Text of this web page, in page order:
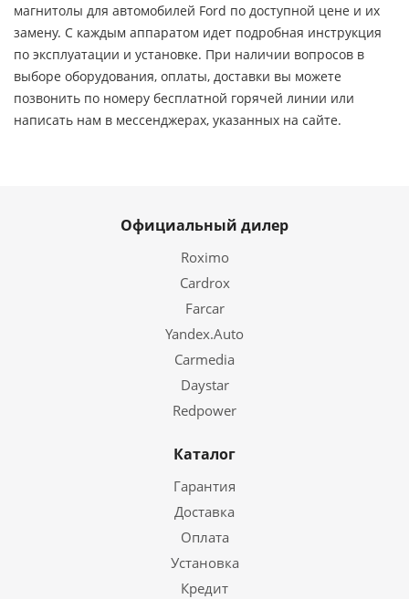
магнитолы для автомобилей Ford по доступной цене и их
замену. С каждым аппаратом идет подробная инструкция
по эксплуатации и установке. При наличии вопросов в
выборе оборудования, оплаты, доставки вы можете
позвонить по номеру бесплатной горячей линии или
написать нам в мессенджерах, указанных на сайте.
Официальный дилер
Roximo
Cardrox
Farcar
Yandex.Auto
Carmedia
Daystar
Redpower
Каталог
Гарантия
Доставка
Оплата
Установка
Кредит